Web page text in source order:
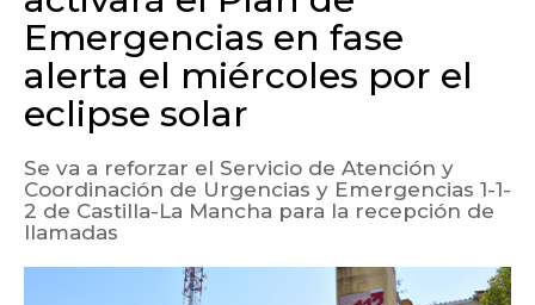
Emergencias en fase
alerta el miércoles por el
eclipse solar
Se va a reforzar el Servicio de Atención y
Coordinación de Urgencias y Emergencias 1-1-
2 de Castilla-La Mancha para la recepción de
llamadas